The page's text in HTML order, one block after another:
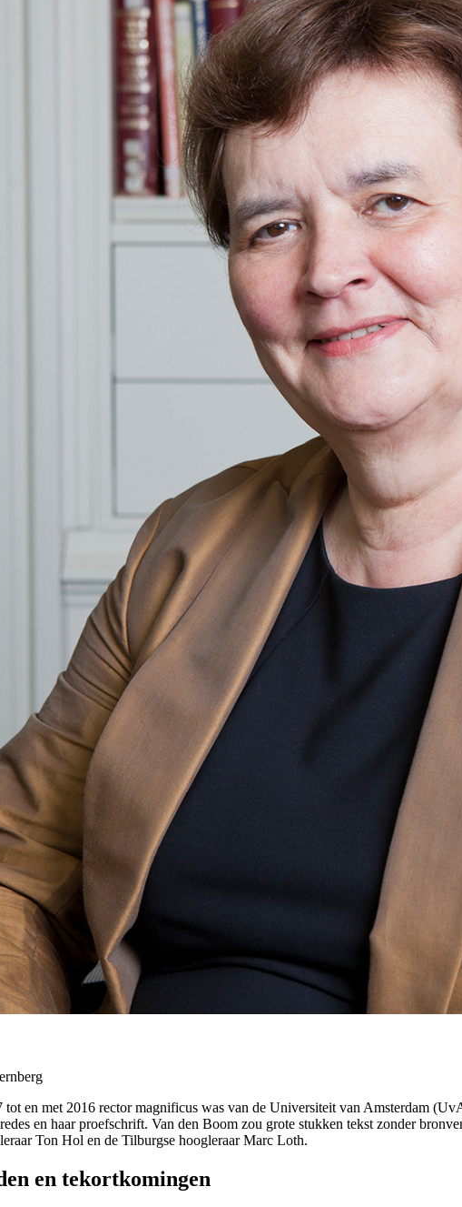
en met 2016 rector magnificus was van de Universiteit van Amsterdam
en haar proefschrift. Van den Boom zou grote stukken tekst zonder
Ton Hol en de Tilburgse hoogleraar Marc Loth.
en tekortkomingen